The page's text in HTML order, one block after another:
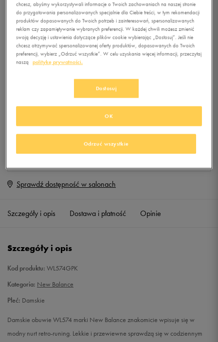
NEW BALANCE WL574GPK
0.0 (
złz Vat
KLUBIE 50 STYLE
Produkt niedostępny
Rozmiary EU
36,5
38 24,5 cm
40 25,5 cm Powiadom o dostępności
Sprawdź dostępność w salonach
Szczegóły i opis Dostawa i płatność Opinie
Szczegóły i opis
Kod produktu: WL574GPK
Kategoria: New Balance
Płeć: Damskie
Damskie obuwie WL574 marki New Balance znakomicie wpisuje się w
modny nurt retro-runing. Lekkie i przewiewne sprawdzą się w codziennym
chcesz, abyśmy wykorzystywali informacje o Twoich zachowaniach na naszej stronie
do przygotowania personalizowanych specjalnie dla Ciebie treści, w tym rekomendacji
produktów dopasowanych do Twoich potrzeb i zainteresowań, spersonalizowanych
reklam czy zapamiętywanie wybranych preferencji. W każdej chwili możesz zmienić
swoją decyzję i ustawienia dotyczące plików cookie wybierając „Dostosuj”. Jeśli nie
chcesz otrzymywać spersonalizowanej oferty produktów, dopasowanych do Twoich
preferencji, wybierz „Odrzuć wszystkie”. W celu uzyskania więcej informacji, przeczytaj
naszą
politykę prywatności.
Dostosuj
Odrzuć wszystkie
OK